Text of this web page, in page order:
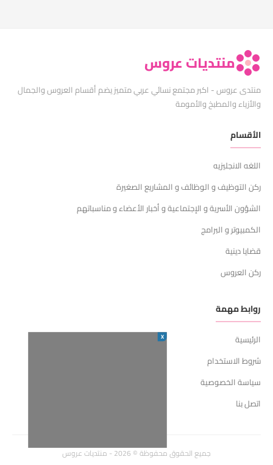
منتديات عروس
منتدى عروس - اكبر مجتمع نسائي عربي متميز يضم أقسام العروس والجمال
والأزياء والمطبخ والأمومة
الأقسام
اللغه الانجليزيه
ركن التوظيف و الوظائف و المشاريع الصغيرة
الشؤون الأسرية و الإجتماعية و أخبار الأعضاء و مناسباتهم
الكمبيوتر و البرامج
قضايا دينية
ركن العروس
روابط مهمة
الرئيسية
شروط الاستخدام
سياسة الخصوصية
اتصل بنا
جميع الحقوق محفوظة © 2026 - منتديات عروس
X